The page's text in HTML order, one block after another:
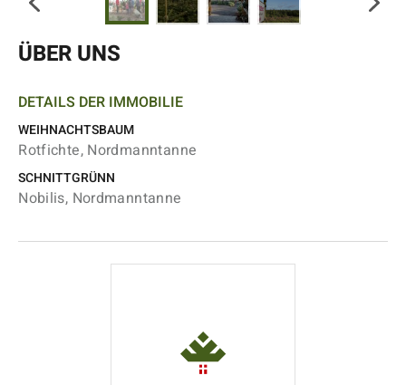
ÜBER UNS
DETAILS DER IMMOBILIE
WEIHNACHTSBAUM
Rotfichte, Nordmanntanne
SCHNITTGRÜNN
Nobilis, Nordmanntanne